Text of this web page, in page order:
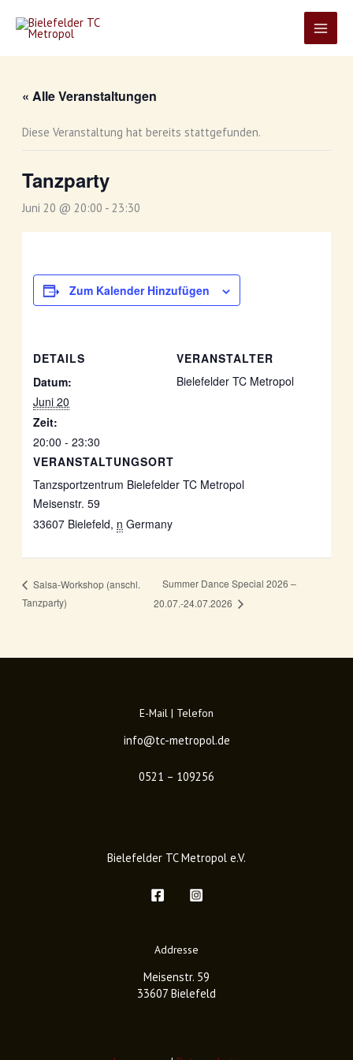
Inhalt
springen
« Alle Veranstaltungen
Diese Veranstaltung hat bereits stattgefunden.
Tanzparty
Juni 20 @ 20:00 - 23:30
Zum Kalender Hinzufügen
DETAILS
Datum:
Juni 20
Zeit:
20:00 - 23:30
VERANSTALTUNGSORT
Tanzsportzentrum Bielefelder TC Metropol
Meisenstr. 59
33607 Bielefeld, n Germany
VERANSTALTER
Bielefelder TC Metropol
Salsa-Workshop (anschl.
Tanzparty)
Summer Dance Special 2026 –
20.07.-24.07.2026
E-Mail | Telefon
info@tc-metropol.de
0521 – 109256
Bielefelder TC Metropol e.V.
Addresse
Meisenstr. 59
33607 Bielefeld